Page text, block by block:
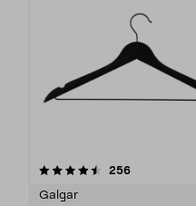
256recensioner
Galgar
4.0av 5 stjärnor